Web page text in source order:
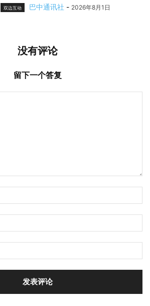
双边互动 巴中通讯社 - 2026年8月1日
没有评论
留下一个答复